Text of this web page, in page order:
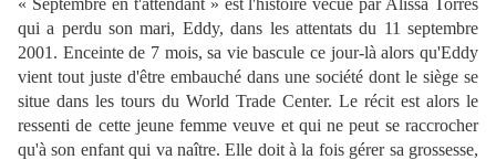
« Septembre en t'attendant » est l'histoire vécue par Alissa Torres
qui a perdu son mari, Eddy, dans les attentats du 11 septembre
2001. Enceinte de 7 mois, sa vie bascule ce jour-là alors qu'Eddy
vient tout juste d'être embauché dans une société dont le siège se
situe dans les tours du World Trade Center. Le récit est alors le
ressenti de cette jeune femme veuve et qui ne peut se raccrocher
qu'à son enfant qui va naître. Elle doit à la fois gérer sa grossesse,